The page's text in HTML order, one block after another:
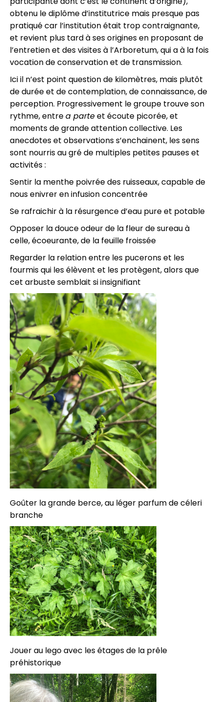
obtenu le diplôme d’institutrice mais presque pas
pratiqué car l’institution était trop contraignante,
et revient plus tard à ses origines en proposant de
l’entretien et des visites à l’Arboretum, qui a à la fois
vocation de conservation et de transmission.
Ici il n’est point question de kilomètres, mais plutôt
de durée et de contemplation, de connaissance, de
perception. Progressivement le groupe trouve son
rythme, entrea parteet écoute picorée, et
moments de grande attention collective. Les
anecdotes et observations s’enchainent, les sens
sont nourris au gré de multiples petites pauses et
activités :
Sentir la menthe poivrée des ruisseaux, capable de
nous enivrer en infusion concentrée
Se rafraichir à la résurgence d’eau pure et potable
Opposer la douce odeur de la fleur de sureau à
celle, écoeurante, de la feuille froissée
Regarder la relation entre les pucerons et les
fourmis qui les élèvent et les protègent, alors que
cet arbuste semblait si insignifiant
Goûter la grande berce, au léger parfum de céleri
branche
Jouer au lego avec les étages de la prêle
préhistorique